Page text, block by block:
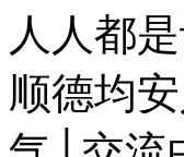
人人都
顺德均